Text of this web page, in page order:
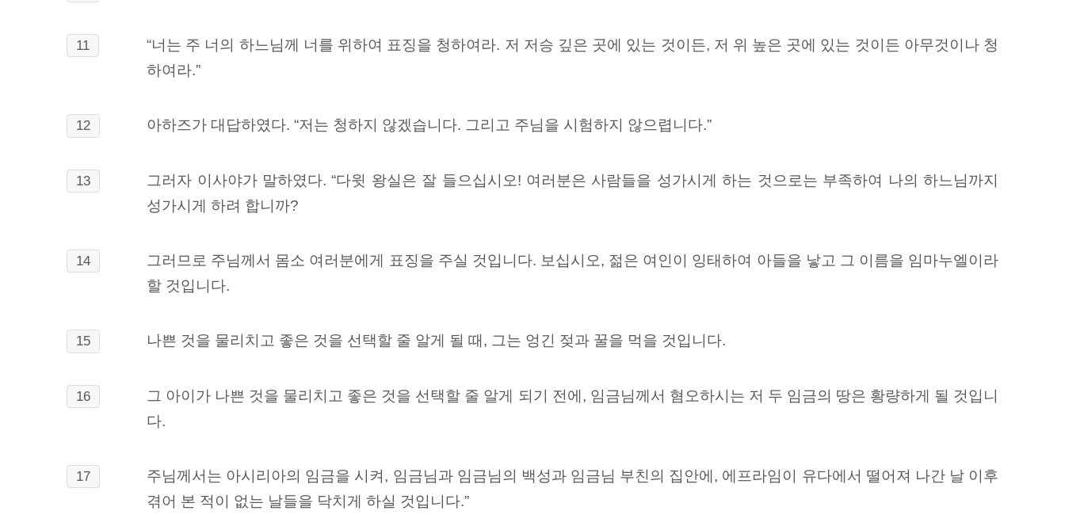
11 “너는 주 너의 하느님께 너를 위하여 표징을 청하여라. 저 저승 깊은 곳에 있는 것이든, 저 위 높은 곳에 있는 것이든 아무것이나 청
하여라.”
12 아하즈가 대답하였다. “저는 청하지 않겠습니다. 그리고 주님을 시험하지 않으렵니다.”
13 그러자 이사야가 말하였다. “다윗 왕실은 잘 들으십시오! 여러분은 사람들을 성가시게 하는 것으로는 부족하여 나의 하느님까지
성가시게 하려 합니까?
14 그러므로 주님께서 몸소 여러분에게 표징을 주실 것입니다. 보십시오, 젊은 여인이 잉태하여 아들을 낳고 그 이름을 임마누엘이라
할 것입니다.
15 나쁜 것을 물리치고 좋은 것을 선택할 줄 알게 될 때, 그는 엉긴 젖과 꿀을 먹을 것입니다.
16 그 아이가 나쁜 것을 물리치고 좋은 것을 선택할 줄 알게 되기 전에, 임금님께서 혐오하시는 저 두 임금의 땅은 황량하게 될 것입니
다.
17 주님께서는 아시리아의 임금을 시켜, 임금님과 임금님의 백성과 임금님 부친의 집안에, 에프라임이 유다에서 떨어져 나간 날 이후
겪어 본 적이 없는 날들을 닥치게 하실 것입니다.”